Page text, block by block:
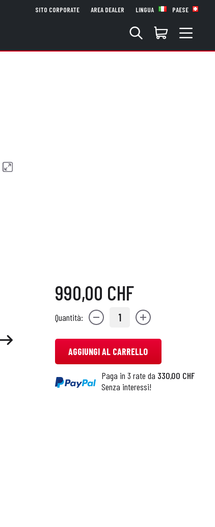
SITO CORPORATE AREA DEALER LINGUA PAESE
990,00 CHF
Quantità: 1
AGGIUNGI AL CARRELLO
Paga in 3 rate da 330,00 CHF
Senza interessi!